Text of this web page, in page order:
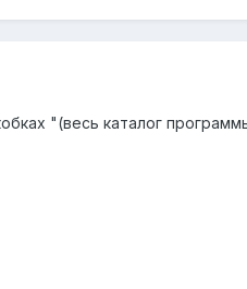
"(весь каталог